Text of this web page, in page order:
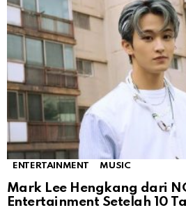
ENTERTAINMENT MUSIC
Mark Lee Hengkang dari
Entertainment Setelah 10